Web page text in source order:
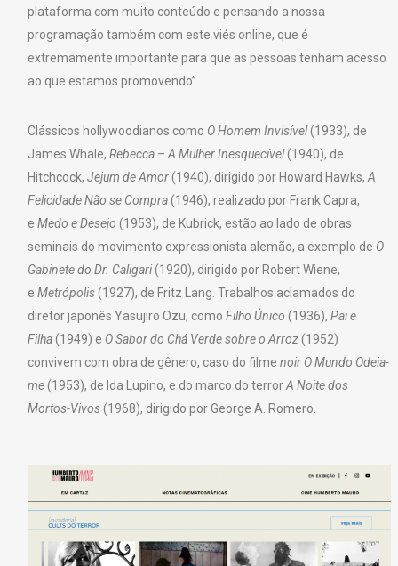
plataforma com muito conteúdo e pensando a nossa
programação também com este viés online, que é
extremamente importante para que as pessoas tenham acesso
ao que estamos promovendo”.
Clássicos hollywoodianos como O Homem Invisível(1933), de
James Whale, Rebecca – A Mulher Inesquecível(1940), de
Hitchcock, Jejum de Amor(1940), dirigido por Howard Hawks, A
Felicidade Não se Compra(1946), realizado por Frank Capra,
e Medo e Desejo (1953), de Kubrick, estão ao lado de obras
seminais do movimento expressionista alemão, a exemplo de O
Gabinete do Dr. Caligari(1920), dirigido por Robert Wiene,
e Metrópolis(1927), de Fritz Lang. Trabalhos aclamados do
diretor japonês Yasujiro Ozu, como Filho Único (1936), Pai e
Filha(1949) e O Sabor do Chá Verde sobre o Arroz(1952)
convivem com obra de gênero, caso do filme noir O Mundo Odeia-
me(1953), de Ida Lupino, e do marco do terrorA Noite dos
Mortos-Vivos(1968), dirigido por George A. Romero.